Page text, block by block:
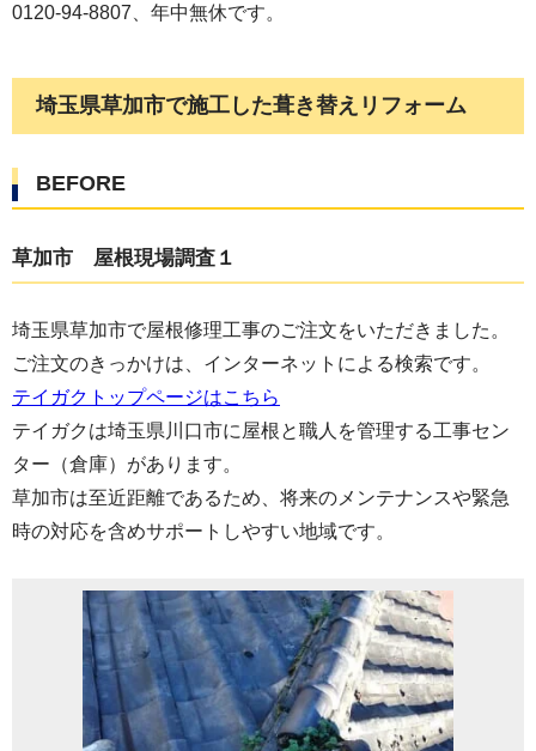
0120-94-8807、年中無休です。
埼玉県草加市で施工した葺き替えリフォーム
BEFORE
草加市 屋根現場調査１
埼玉県草加市で屋根修理工事のご注文をいただきました。
ご注文のきっかけは、インターネットによる検索です。
テイガクトップページはこちら
テイガクは埼玉県川口市に屋根と職人を管理する工事セン
ター（倉庫）があります。
草加市は至近距離であるため、将来のメンテナンスや緊急
時の対応を含めサポートしやすい地域です。